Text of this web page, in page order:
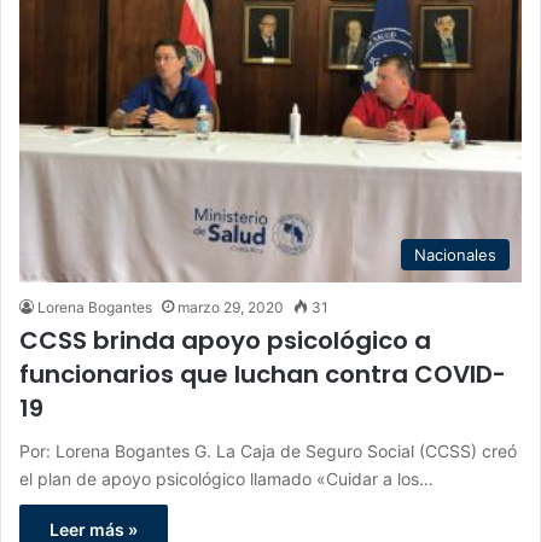
Nacionales
Lorena Bogantes marzo 29, 2020 31
CCSS brinda apoyo psicológico a
funcionarios que luchan contra COVID-
19
Por: Lorena Bogantes G. La Caja de Seguro Social (CCSS) creó
el plan de apoyo psicológico llamado «Cuidar a los…
Leer más »